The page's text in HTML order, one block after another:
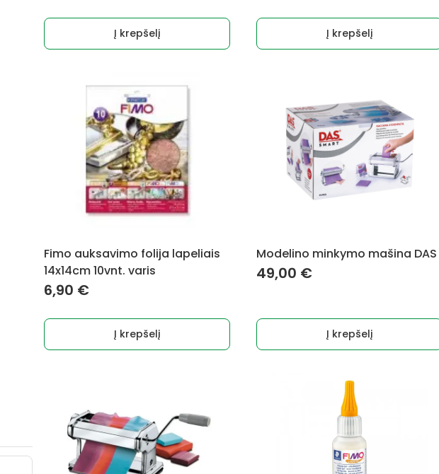
Į krepšelį Į krepšelį
Fimo auksavimo folija lapeliais
14x14cm 10vnt. varis
6,90 €
Į krepšelį
Modelino minkymo mašina DAS
49,00 €
Į krepšelį